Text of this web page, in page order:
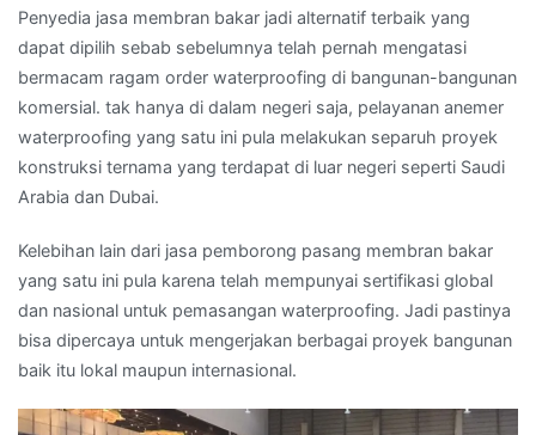
Penyedia jasa membran bakar jadi alternatif terbaik yang
dapat dipilih sebab sebelumnya telah pernah mengatasi
bermacam ragam order waterproofing di bangunan-bangunan
komersial. tak hanya di dalam negeri saja, pelayanan anemer
waterproofing yang satu ini pula melakukan separuh proyek
konstruksi ternama yang terdapat di luar negeri seperti Saudi
Arabia dan Dubai.
Kelebihan lain dari jasa pemborong pasang membran bakar
yang satu ini pula karena telah mempunyai sertifikasi global
dan nasional untuk pemasangan waterproofing. Jadi pastinya
bisa dipercaya untuk mengerjakan berbagai proyek bangunan
baik itu lokal maupun internasional.